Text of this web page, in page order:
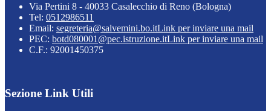
Via Pertini 8 - 40033 Casalecchio di Reno (Bologna)
Tel: 0512986511
Email: segreteria@salvemini.bo.itLink per inviare una mail
PEC: botd080001@pec.istruzione.itLink per inviare una mail
C.F.: 92001450375
Sezione Link Utili